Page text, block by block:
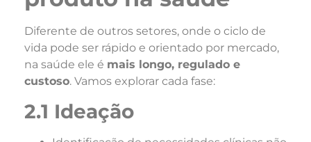
Diferente de outros setores, onde o ciclo de
vida pode ser rápido e orientado por mercado,
na saúde ele é mais longo, regulado e
custoso. Vamos explorar cada fase:
2.1 Ideação